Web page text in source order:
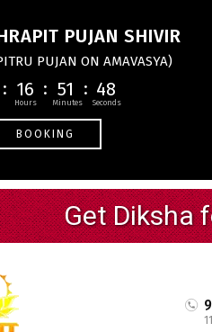
PUJAN SHIVIR
PUJAN ON AMAVASYA)
16 51 47
BOOKING